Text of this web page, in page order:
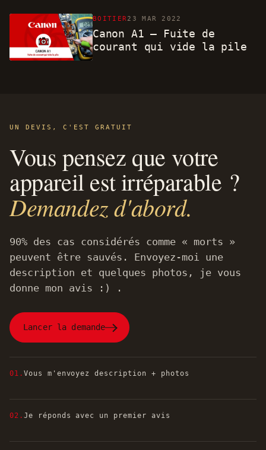
BOITIER23 MAR 2022
Canon A1 – Fuite de
courant qui vide la pile
UN DEVIS, C'EST GRATUIT
Vous pensez que votre
appareil est irréparable ?
Demandez d'abord.
90% des cas considérés comme « morts »
peuvent être sauvés. Envoyez-moi une
description et quelques photos, je vous
donne mon avis :) .
Lancer la demande
01. Vous m'envoyez description + photos
02. Je réponds avec un premier avis